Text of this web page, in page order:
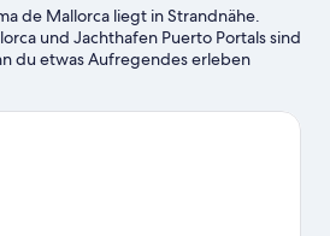
de Mallorca liegt in Strandnähe.
und Jachthafen Puerto Portals sind
du etwas Aufregendes erleben
der Region bewundern möchte,
wert sind diese beiden